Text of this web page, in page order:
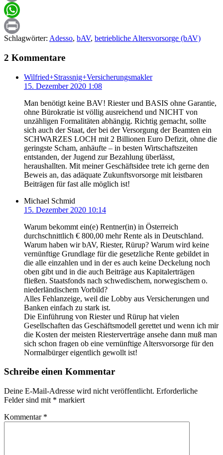
Email
WhatsApp
Print
Schlagwörter: Adesso, bAV, betriebliche Altersvorsorge (bAV)
2 Kommentare
Wilfried+Strassnig+Versicherungsmakler
15. Dezember 2020 1:08
Man benötigt keine BAV! Riester und BASIS ohne Garantie,
ohne Bürokratie ist völlig ausreichend und NICHT von
unzähligen Formalitäten abhängig. Richtig gemacht, sollte
sich auch der Staat, der bei der Versorgung der Beamten ein
SCHWARZES LOCH mit 2 Billionen Euro Defizit, ohne die
geringste Scham, anhäufte – in besten Wirtschaftszeiten
entstanden, der Jugend zur Bezahlung überlässt,
heraushallten. Mit meiner Geschäftsidee trete ich gerne den
Beweis an, das adäquate Zukunftsvorsorge mit leistbaren
Beiträgen für fast alle möglich ist!
Michael Schmid
15. Dezember 2020 10:14
Warum bekommt ein(e) Rentner(in) in Österreich
durchschnittlich € 800,00 mehr Rente als in Deutschland.
Warum haben wir bAV, Riester, Rürup? Warum wird keine
vernünftige Grundlage für die gesetzliche Rente gebildet in
die alle einzahlen und in der es auch keine Deckelung noch
oben gibt und in die auch Beiträge aus Kapitalerträgen
fließen. Staatsfonds nach schwedischem, norwegischem o.
niederländischem Vorbild?
Alles Fehlanzeige, weil die Lobby aus Versicherungen und
Banken einfach zu stark ist.
Die Einführung von Riester und Rürup hat vielen
Gesellschaften das Geschäftsmodell gerettet und wenn ich mir
die Kosten der meisten Riesterverträge ansehe dann muß man
sich schon fragen ob eine vernünftige Altersvorsorge für den
Normalbürger eigentlich gewollt ist!
Schreibe einen Kommentar
Deine E-Mail-Adresse wird nicht veröffentlicht. Erforderliche
Felder sind mit * markiert
Kommentar *